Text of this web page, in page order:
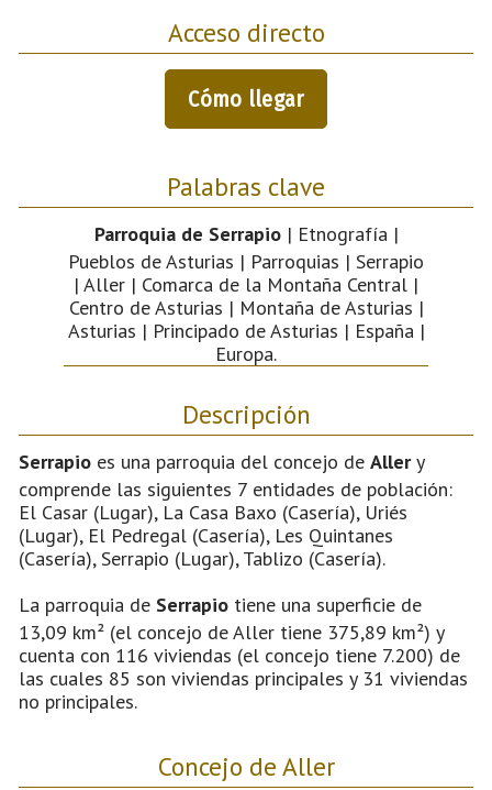
Acceso directo
Cómo llegar
Palabras clave
Parroquia de Serrapio| Etnografía |
Pueblos de Asturias | Parroquias | Serrapio
| Aller | Comarca de la Montaña Central |
Centro de Asturias | Montaña de Asturias |
Asturias | Principado de Asturias | España |
Europa.
Descripción
Serrapio es una parroquia del concejo de Allery
comprende las siguientes 7 entidades de población:
El Casar (Lugar), La Casa Baxo (Casería), Uriés
(Lugar), El Pedregal (Casería), Les Quintanes
(Casería), Serrapio (Lugar), Tablizo (Casería).
La parroquia de Serrapio tiene una superficie de
13,09 km² (el concejo de Aller tiene 375,89 km²) y
cuenta con 116 viviendas (el concejo tiene 7.200) de
las cuales 85 son viviendas principales y 31 viviendas
no principales.
Concejo de Aller